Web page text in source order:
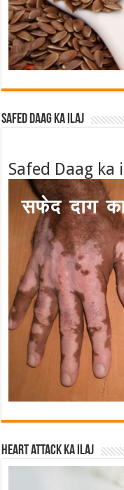
Safed Daag ka ilaj
Safed Daag ka
Heart attack ka ilaj